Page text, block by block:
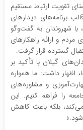
تقویت ارتباط مستقیم
برنامه‌های دیدارهای
شهروندان به گفت‌وگو
و ارائه راهکارهای
گسترده قرار گرفت.
گیلان با تأکید بر
اظهار داشت: ما همواره
و مشاوره‌های
را فراهم کنیم. این
می‌کند، بلکه باعث کاهش